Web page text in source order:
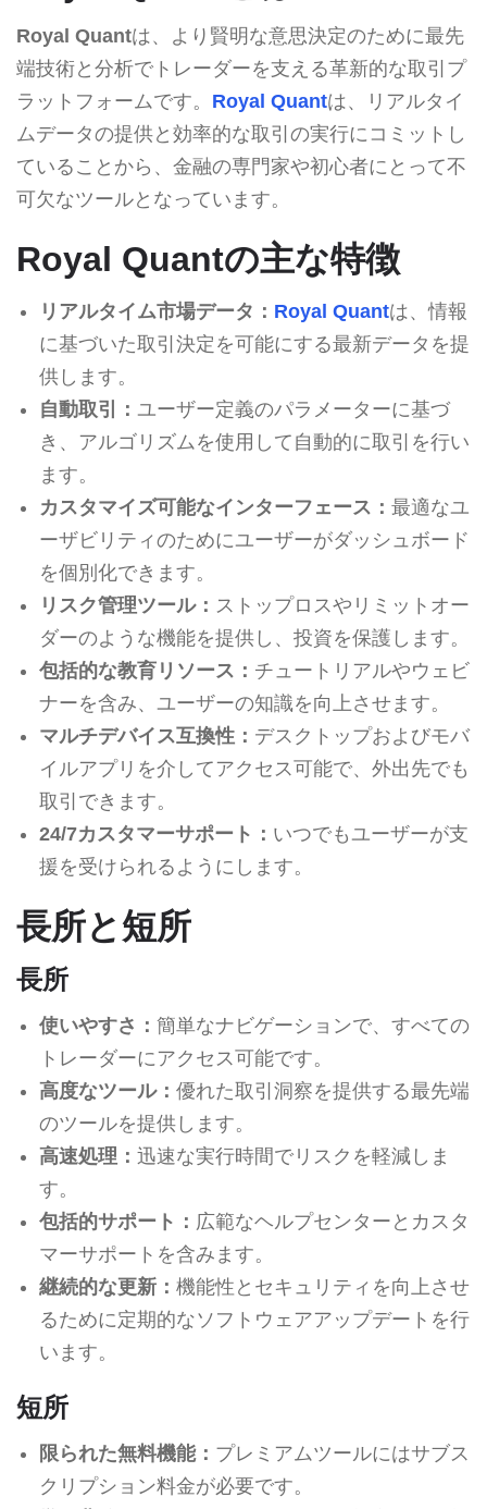
Royal Quantは、より賢明な意思決定のために最先
端技術と分析でトレーダーを支える革新的な取引プ
ラットフォームです。 Royal Quantは、リアルタイ
ムデータの提供と効率的な取引の実行にコミットし
ていることから、金融の専門家や初心者にとって不
可欠なツールとなっています。
Royal Quantの主な特徴
リアルタイム市場データ： Royal Quantは、情報
に基づいた取引決定を可能にする最新データを提
供します。
自動取引： ユーザー定義のパラメーターに基づ
き、アルゴリズムを使用して自動的に取引を行い
ます。
カスタマイズ可能なインターフェース： 最適なユ
ーザビリティのためにユーザーがダッシュボード
を個別化できます。
リスク管理ツール： ストップロスやリミットオー
ダーのような機能を提供し、投資を保護します。
包括的な教育リソース： チュートリアルやウェビ
ナーを含み、ユーザーの知識を向上させます。
マルチデバイス互換性： デスクトップおよびモバ
イルアプリを介してアクセス可能で、外出先でも
取引できます。
24/7カスタマーサポート： いつでもユーザーが支
援を受けられるようにします。
長所と短所
長所
使いやすさ： 簡単なナビゲーションで、すべての
トレーダーにアクセス可能です。
高度なツール： 優れた取引洞察を提供する最先端
のツールを提供します。
高速処理： 迅速な実行時間でリスクを軽減しま
す。
包括的サポート： 広範なヘルプセンターとカスタ
マーサポートを含みます。
継続的な更新： 機能性とセキュリティを向上させ
るために定期的なソフトウェアアップデートを行
います。
短所
限られた無料機能： プレミアムツールにはサブス
クリプション料金が必要です。